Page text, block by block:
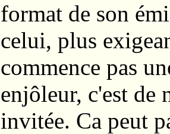
format de son
celui, plus
commence pas
enjôleur, c'est de
invitée. Ca peut